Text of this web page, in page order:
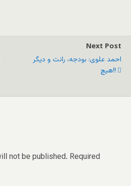
Next Post
احمد علوی: بودجه، رانت و دیگر
هیچ!!
not be published. Required